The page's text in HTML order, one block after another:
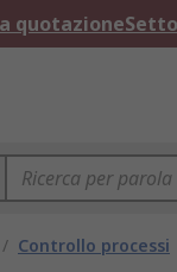
quotazione
/ Controllo processi